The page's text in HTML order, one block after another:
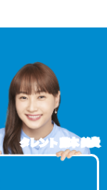
2022年第１四半期
タレント 藤本 美貴